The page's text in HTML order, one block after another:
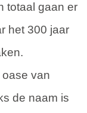
totaal gaan er
het 300 jaar
van
de naam is